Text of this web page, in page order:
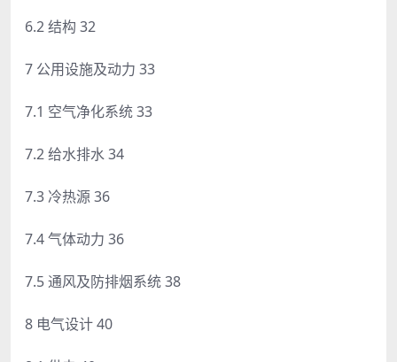
6.2 结构 32
7 公用设施及动力 33
7.1 空气净化系统 33
7.2 给水排水 34
7.3 冷热源 36
7.4 气体动力 36
7.5 通风及防排烟系统 38
8 电气设计 40